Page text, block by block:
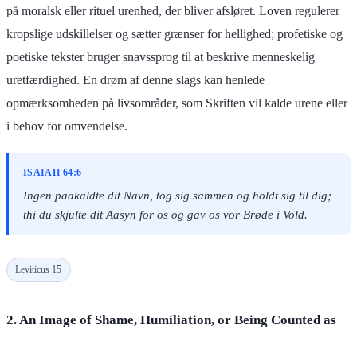
på moralsk eller rituel urenhed, der bliver afsløret. Loven regulerer
kropslige udskillelser og sætter grænser for hellighed; profetiske og
poetiske tekster bruger snavssprog til at beskrive menneskelig
uretfærdighed. En drøm af denne slags kan henlede
opmærksomheden på livsområder, som Skriften vil kalde urene eller
i behov for omvendelse.
ISAIAH 64:6
Ingen paakaldte dit Navn, tog sig sammen og holdt sig til dig;
thi du skjulte dit Aasyn for os og gav os vor Brøde i Vold.
Leviticus 15
2. An Image of Shame, Humiliation, or Being Counted as